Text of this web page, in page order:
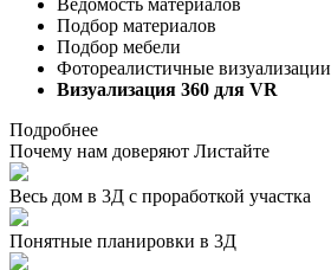
Ведомость материалов
Подбор материалов
Подбор мебели
Фотореалистичные визуализации
Визуализация 360 для VR
Подробнее
Почему нам доверяют Листайте
Весь дом в 3Д с проработкой участка
Понятные планировки в 3Д